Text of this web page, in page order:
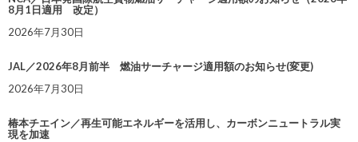
8月1日適用 改定）
2026年7月30日
JAL／2026年8月前半 燃油サーチャージ適用額のお知らせ(変更)
2026年7月30日
椿本チエイン／再生可能エネルギーを活用し、カーボンニュートラル実
現を加速